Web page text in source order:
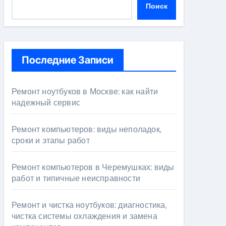
Поиск
Последние Записи
Ремонт ноутбуков в Москве: как найти
надежный сервис
Ремонт компьютеров: виды неполадок,
сроки и этапы работ
Ремонт компьютеров в Черемушках: виды
работ и типичные неисправности
Ремонт и чистка ноутбуков: диагностика,
чистка системы охлаждения и замена